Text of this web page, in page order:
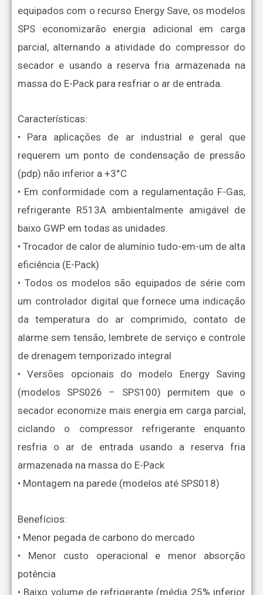
equipados com o recurso Energy Save, os modelos
SPS economizarão energia adicional em carga
parcial, alternando a atividade do compressor do
secador e usando a reserva fria armazenada na
massa do E-Pack para resfriar o ar de entrada.
Características:
• Para aplicações de ar industrial e geral que
requerem um ponto de condensação de pressão
(pdp) não inferior a +3°C
• Em conformidade com a regulamentação F-Gas,
refrigerante R513A ambientalmente amigável de
baixo GWP em todas as unidades.
• Trocador de calor de alumínio tudo-em-um de alta
eficiência (E-Pack)
• Todos os modelos são equipados de série com
um controlador digital que fornece uma indicação
da temperatura do ar comprimido, contato de
alarme sem tensão, lembrete de serviço e controle
de drenagem temporizado integral
• Versões opcionais do modelo Energy Saving
(modelos SPS026 – SPS100) permitem que o
secador economize mais energia em carga parcial,
ciclando o compressor refrigerante enquanto
resfria o ar de entrada usando a reserva fria
armazenada na massa do E-Pack
• Montagem na parede (modelos até SPS018)
Benefícios:
• Menor pegada de carbono do mercado
• Menor custo operacional e menor absorção
potência
• Baixo volume de refrigerante (média 25% inferior